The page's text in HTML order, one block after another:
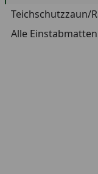
Teichschutzzaun/
Alle Einstabmatten